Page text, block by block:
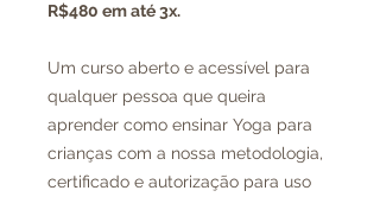
R$480 em até 3x.
Um curso aberto e acessível para
qualquer pessoa que queira
aprender como ensinar Yoga para
crianças com a nossa metodologia,
certificado e autorização para uso